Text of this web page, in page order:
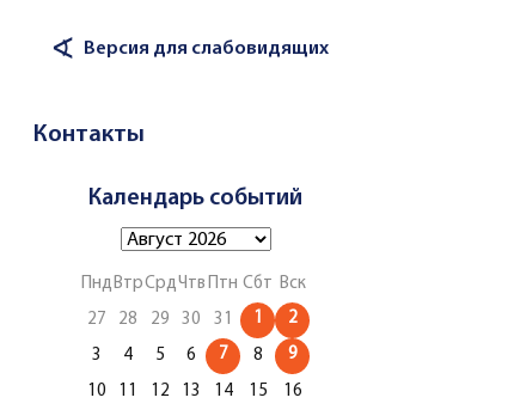
∢ Версия для слабовидящих
Контакты
Календарь событий
Пнд ВтрСрдЧтв Птн Сбт Вск
27
28 29 30 31 1 2
3 4 5 6 7 8 9
10 11 12 13 14 15
16